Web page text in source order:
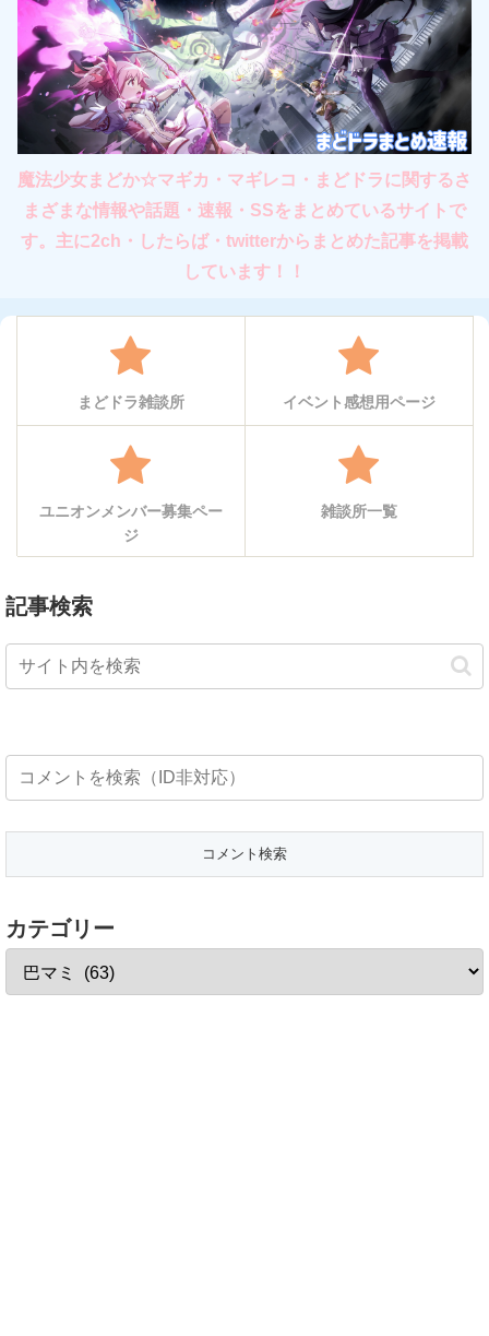
魔法少女まどか☆マギカ・マギレコ・まどドラに関するさ
まざまな情報や話題・速報・SSをまとめているサイトで
す。主に2ch・したらば・twitterからまとめた記事を掲載
しています！！
まどドラ雑談所 イベント感想用ページ
ユニオンメンバー募集ペー
ジ
雑談所一覧
記事検索
カテゴリー